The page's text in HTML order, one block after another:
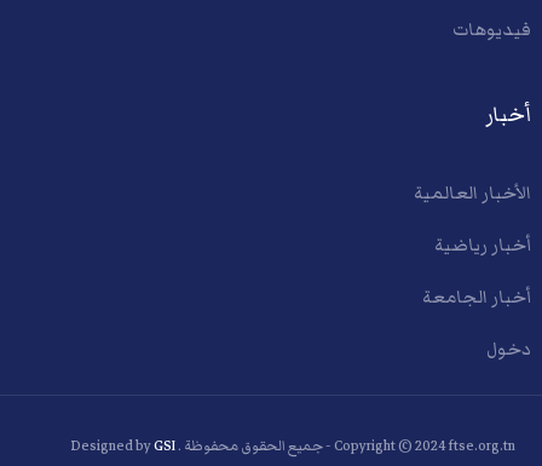
فيديوهات
أخبار
الأخبار العالمية
أخبار رياضية
أخبار الجامعة
دخول
Copyright © 2024 ftse.org.tn - جميع الحقوق محفوظة . Designed by GSI